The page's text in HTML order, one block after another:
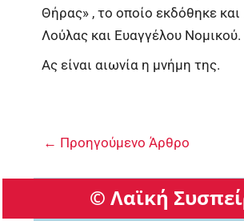
Θήρας» , το οποίο εκδόθηκε
Λούλας και Ευαγγέλου Νομικού.
Ας είναι αιωνία η μνήμη της.
← Προηγούμενο Άρθρο
© Λαϊκή